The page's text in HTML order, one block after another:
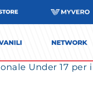
Under 17 per